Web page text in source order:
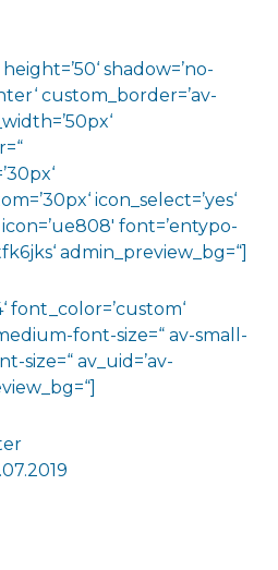
height=’50‘ shadow=’no-
custom_border=’av-
icon_select=’yes‘
font=’entypo-
admin_preview_bg=“]
font_color=’custom‘
font-size=“ av-small-
size=“ av_uid=’av-